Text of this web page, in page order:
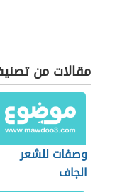
مقالات من
وصفات للشعر
الجاف